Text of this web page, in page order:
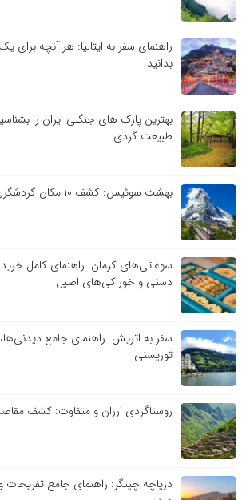
راهنمای سفر به ایتالیا: هر آنچه برای
بدانید
بهترین پارک های جنگلی ایران را
طبیعت گردی
بهشت سوئیس: کشف ۱۰ مکان گردشگری و دیدنی برتر
سوغاتی‌های کرمان: راهنمای کامل
دستی و خوراکی‌های اصیل
سفر به اتریش: راهنمای جامع
توریستی
روستاگردی ارزان و متفاوت: کشف مقاصد
دریاچه چیتگر: راهنمای جامع تفریحات